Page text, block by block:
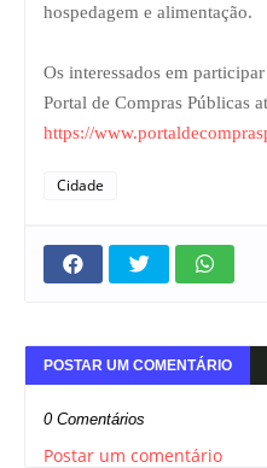
hospedagem e alimentação.
Os interessados em
Portal de Compras Públicas
https://
Cidade
POSTAR UM COMENTÁRIO
0 Comentários
Postar um comentário